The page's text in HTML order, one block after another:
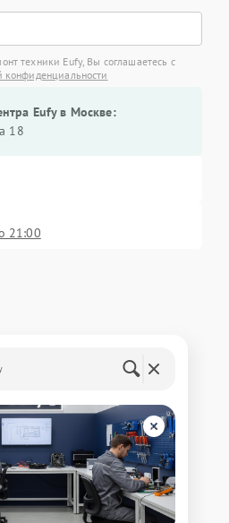
техники Eufy, Вы соглашаетесь с
конфиденциальности
Eufy в Москве:
18
21:00